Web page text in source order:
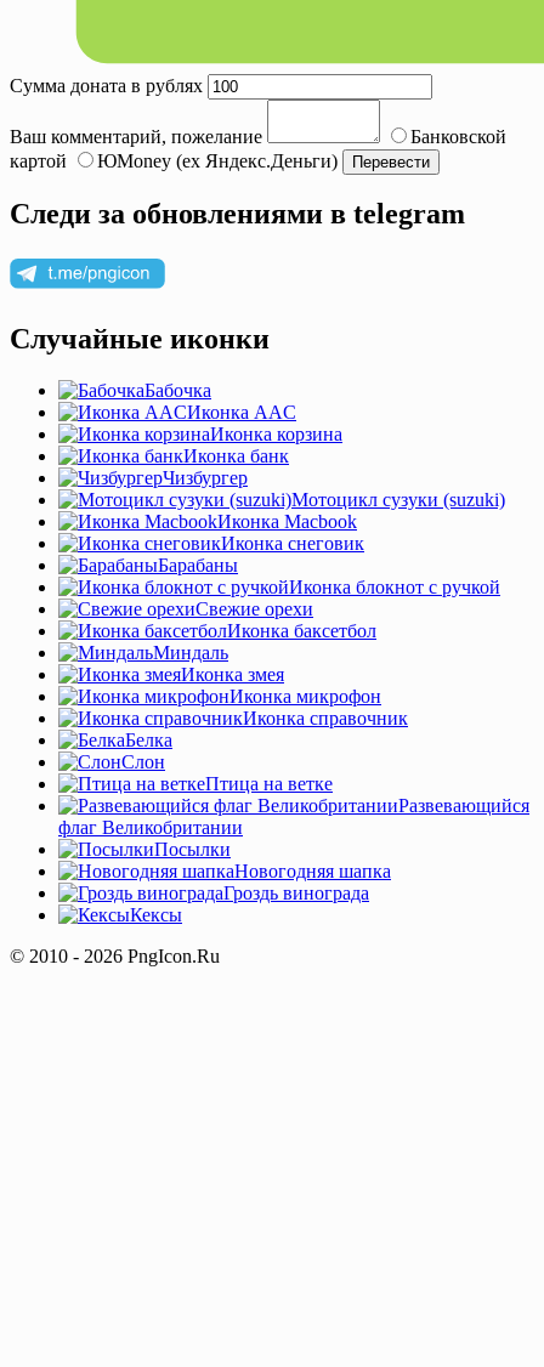
Сумма доната в рублях
Ваш комментарий, пожелание
Банковской
картой
ЮMoney (ex Яндекс.Деньги)
Следи за обновлениями в telegram
Случайные иконки
Бабочка
Иконка AAC
Иконка корзина
Иконка банк
Чизбургер
Мотоцикл сузуки (suzuki)
Иконка Macbook
Иконка снеговик
Барабаны
Иконка блокнот с ручкой
Свежие орехи
Иконка баксетбол
Миндаль
Иконка змея
Иконка микрофон
Иконка справочник
Белка
Слон
Птица на ветке
Развевающийся
флаг Великобритании
Посылки
Новогодняя шапка
Гроздь винограда
Кексы
© 2010 - 2026 PngIcon.Ru